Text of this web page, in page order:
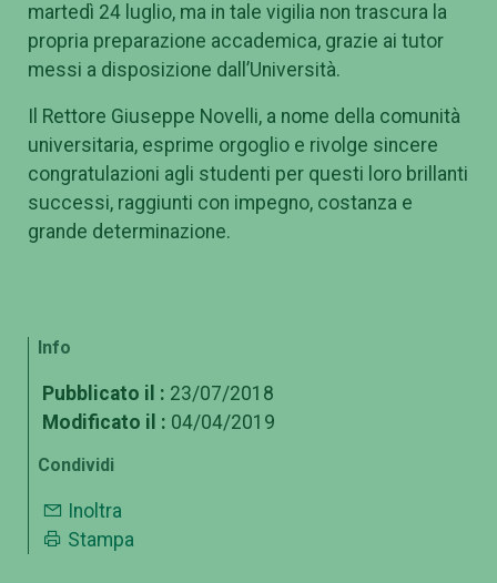
martedì 24 luglio, ma in tale vigilia non trascura la
propria preparazione accademica, grazie ai tutor
messi a disposizione dall’Università.
Il Rettore Giuseppe Novelli, a nome della comunità
universitaria, esprime orgoglio e rivolge sincere
congratulazioni agli studenti per questi loro brillanti
successi, raggiunti con impegno, costanza e
grande determinazione.
Info
Pubblicato il : 23/07/2018
Modificato il : 04/04/2019
Condividi
Inoltra
Stampa